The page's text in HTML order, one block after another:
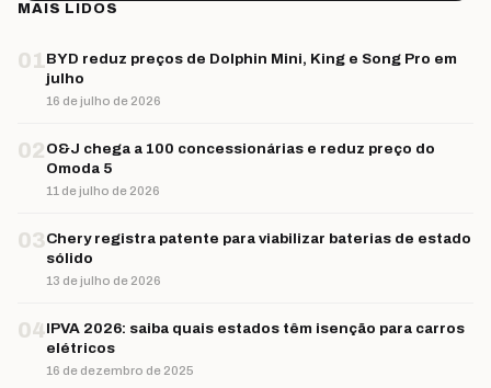
MAIS LIDOS
01BYD reduz preços de Dolphin Mini, King e Song Pro em
julho
16 de julho de 2026
02 O&J chega a 100 concessionárias e reduz preço do
Omoda 5
11 de julho de 2026
03Chery registra patente para viabilizar baterias de estado
sólido
13 de julho de 2026
04IPVA 2026: saiba quais estados têm isenção para carros
elétricos
16 de dezembro de 2025